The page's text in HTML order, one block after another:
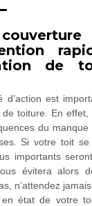
de
d’action est
de toiture. En
du
Si votre toit
importants
évitera alors
n’attendez
état de votre